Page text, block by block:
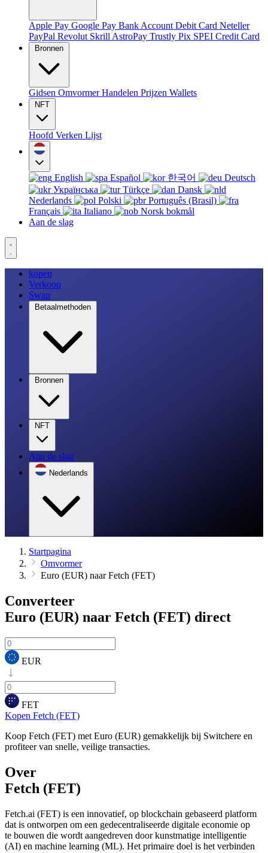
Apple Pay Google Pay Bank Account Debit Card Neteller
PayPal Revolut Skrill AstroPay Trustly Pix SPEI Credit Card
Bronnen
Gidsen OmvormerHandelen Prijzen Wallets
NFT
Hoofd Verken Lijst
English Español 한국어
Deutsch
Українська
Türkçe
Dansk
Nederlands
Polski
Português (Brasil)
Français
Italiano
Norsk bokmål
Aan de slag
kopen
Verkoop
Swap
Betaalmethoden
Bronnen
NFT
Aan de slag
Nederlands
Startpagina
Omvormer
Euro (EUR) naar Fetch (FET)
Converteer
Euro (EUR) naar Fetch (FET) direct
EUR
FET
Kopen Fetch (FET)
Koop Fetch (FET) met Euro (EUR) gemakkelijk bij Switchere en
profiteer van snelle, veilige transacties.
Over
Fetch (FET)
Fetch.ai (FET) is een innovatief, op blockchain gebaseerd platform
dat is ontworpen om een gedecentraliseerde digitale economie op
te bouwen die wordt aangedreven door kunstmatige intelligentie
(AI) en machine learning (ML). Het primaire doel is het verbinden